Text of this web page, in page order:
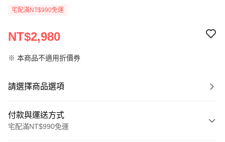
宅配滿NT$990免運
NT$2,980
※ 本商品不適用折價券
請選擇商品選項
付款與運送方式
宅配滿NT$990免運